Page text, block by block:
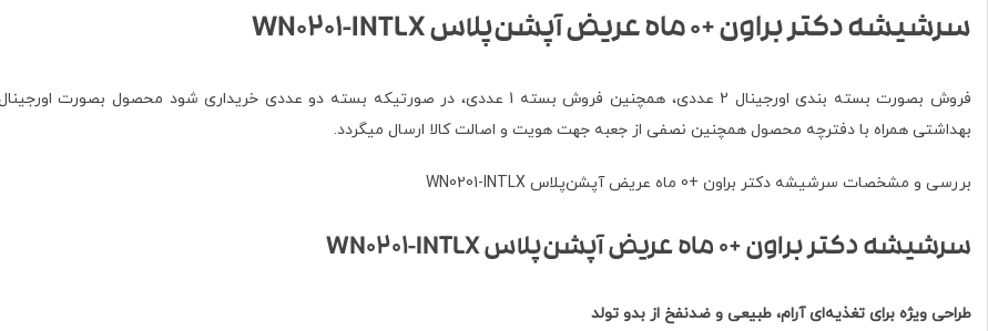
سرشیشه دکتر براون +0 ماه عریض آپشن‌پلاس WN0201-INTLX
فروش بصورت بسته بندی اورجینال 2 عددی، همچنین فروش بسته 1 عددی، در صورتیکه بسته دو عددی
بهداشتی همراه با دفترچه محصول همچنین نصفی از جعبه جهت هویت و اصالت کالا ارسال میگردد.
بررسی و مشخصات سرشیشه دکتر براون +0 ماه عریض آپشن‌پلاس WN0201-INTLX
سرشیشه دکتر براون +0 ماه عریض آپشن‌پلاس WN0201-INTLX
طراحی ویژه برای تغذیه‌ای آرام، طبیعی و ضد‌نفخ از بدو تولد